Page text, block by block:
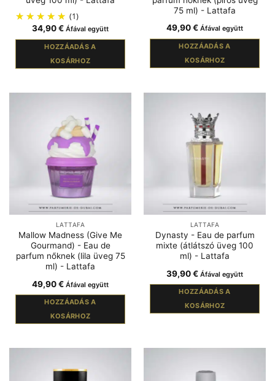
(1)
34,90€ Áfával együtt
HOZZÁADÁS A
KOSÁRHOZ
75 ml) - Lattafa
49,90€ Áfával együtt
HOZZÁADÁS A
KOSÁRHOZ
LATTAFA
Mallow Madness (Give Me
Gourmand) - Eau de
parfum nőknek (lila üveg 75
ml) - Lattafa
49,90€ Áfával együtt
HOZZÁADÁS A
KOSÁRHOZ
LATTAFA
Dynasty - Eau de parfum
mixte (átlátszó üveg 100
ml) - Lattafa
39,90€ Áfával együtt
HOZZÁADÁS A
KOSÁRHOZ